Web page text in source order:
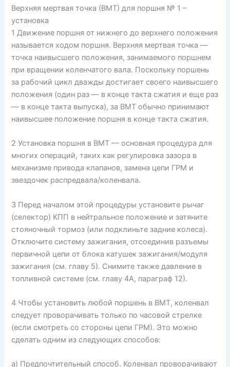
Верхняя мертвая точка (ВМТ) для поршня № 1 –
установка
1 Движение поршня от нижнего до верхнего положения
называется ходом поршня. Верхняя мертвая точка —
точка наивысшего положения, занимаемого поршнем
при вращении коленчатого вала. Поскольку поршень
за рабочий цикл дважды достигает своего наивысшего
положения (один раз — в конце такта сжатия и еще раз
— в конце такта выпуска), за ВМТ обычно принимают
наивысшее положение поршня в конце такта сжатия.
2 Установка поршня в ВМТ — основная процедура для
многих операций, таких как регулировка зазора в
механизме привода клапанов, замена цепи ГРМ и
звездочек распредвала/коленвала.
3 Перед началом этой процедуры установите рычаг
(селектор) КПП в нейтральное положение и затяните
стояночный тормоз (или подклиньте задние колеса).
Отключите систему зажигания, отсоединив разъемы
первичной цепи от блока катушек зажигания/модуля
зажигания (см. главу 5). Снимите также давление в
топливной системе (см. главу 4А, параграф 12).
4 Чтобы установить любой поршень в ВМТ, коленвал
следует проворачивать только по часовой стрелке
(если смотреть со стороны цепи ГРМ). Это можно
сделать одним из следующих способов:
а) Предпочтительный способ. Коленвал проворачивают